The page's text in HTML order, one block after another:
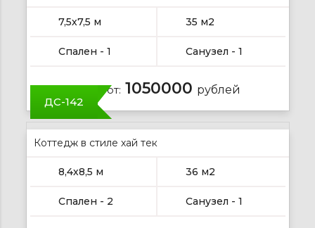
7,5х7,5 м 35 м2
Спален - 1 Санузел - 1
Цена от: 1050000 рублей
ДС-142
Коттедж в стиле хай тек
8,4х8,5 м 36 м2
Спален - 2 Санузел - 1